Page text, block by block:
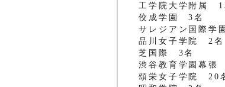
工学院大学附属 1
佼成学園 3名
サレジアン国際学
品川女子学院 2名
芝国際 3名
渋谷教育学園幕張
頌栄女子学院 20